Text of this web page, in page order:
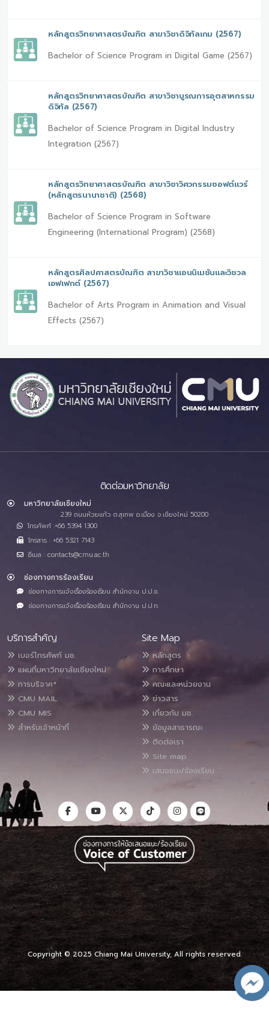
หลักสูตรวิทยาศาสตรบัณฑิต สาขาวิชาดิจิทัลเกม (2567)
Bachelor of Science Program in Digital Game (2567)
หลักสูตรวิทยาศาสตรบัณฑิต สาขาวิชาบูรณการอุตสาหกรรม
ดิจิทัล (2567)
Bachelor of Science Program in Digital Industry
Integration (2567)
หลักสูตรวิทยาศาสตรบัณฑิต สาขาวิชาวิศวกรรมซอฟต์แวร์
(หลักสูตรนานาชาติ) (2568)
Bachelor of Science Program in Software
Engineering (International Program) (2568)
หลักสูตรศิลปศาสตรบัณฑิต สาขาวิชาแอนนิเมชันและวิชวล
เอฟเฟกต์ (2567)
Bachelor of Arts Program in Animation and Visual
Effects (2567)
ติดต่อมหาวิทยาลัย
มหาวิทยาลัยเชียงใหม่
239 ถนนห้วยแก้ว ต.สุเทพ อ.เมือง จ.เชียงใหม่ 50200
โทรศัพท์ :+66 5394 1300
โทรสาร : +66 5321 7143
อีเมล : contacts@cmu.ac.th
ช่องทางการร้องเรียน
ช่องทางการแจ้งเรื่องร้องเรียน สำนักงาน ป.ป.ช.
ช่องทางการแจ้งเรื่องร้องเรียน สำนักงาน ป.ป.ท.
บริการสำคัญ
เบอร์โทรศัพท์ มช.
แผนที่มหาวิทยาลัยเชียงใหม่
การบริจาค*
CMU MAIL
CMU MIS
สำหรับเจ้าหน้าที่
Site Map
หลักสูตร
การศึกษา
คณะและหน่วยงาน
ข่าวสาร
เกี่ยวกับ มช.
ข้อมูลสาธารณะ
ติดต่อเรา
Site map
เสนอแนะ/ร้องเรียน
Copyright © 2025 Chiang Mai University, All rights reserved.